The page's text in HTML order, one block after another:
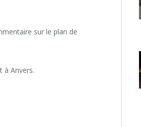
sur le plan de
à Anvers.